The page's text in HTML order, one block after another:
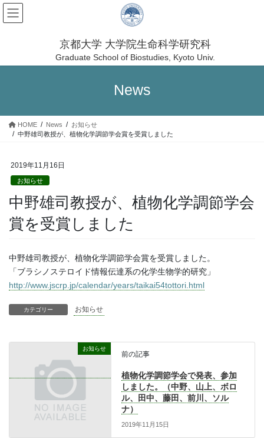
コ
ン
へ
プ
ナ
ビ
ョ
動
京都大学 大学院生命科学研究科
Graduate School of Biostudies, Kyoto Univ.
News
HOME News
お知らせ
中野雄司教授が、植物化学調節学会賞を受賞しました
2019年11月16日
お知らせ
中野雄司教授が、植物化学調節学会
賞を受賞しました
中野雄司教授が、植物化学調節学会賞を受賞しました。
「ブラシノステロイド情報伝達系の化学生物学的研究」
http://www.jscrp.jp/calendar/years/taikai54tottori.html
カテゴリー お知らせ
お知らせ
前の記事
植物化学調節学会で発表、参加
しました。（中野、山上、ボロ
ル、田中、藤田、前川、ソル
ナ）
2019年11月15日